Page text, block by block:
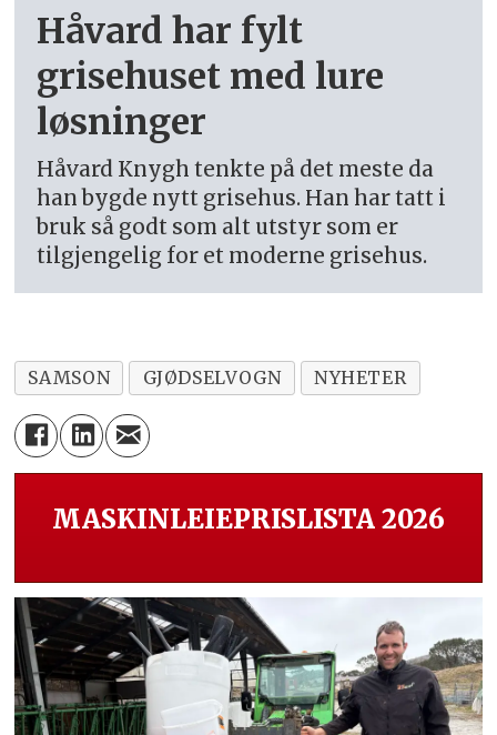
Håvard har fylt
grisehuset med lure
løsninger
Håvard Knygh tenkte på det meste da
han bygde nytt grisehus. Han har tatt i
bruk så godt som alt utstyr som er
tilgjengelig for et moderne grisehus.
SAMSON GJØDSELVOGN NYHETER
MASKINLEIEPRISLISTA 2026